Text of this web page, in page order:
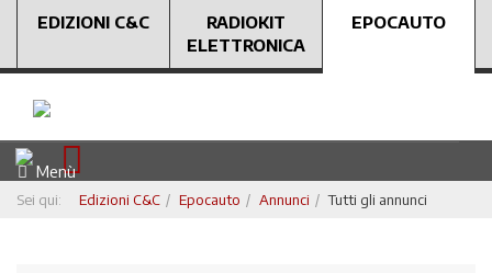
EDIZIONI C&C
RADIOKIT
ELETTRONICA
EPOCAUTO
Menù
Sei qui: Edizioni C&C Epocauto Annunci Tutti gli annunci